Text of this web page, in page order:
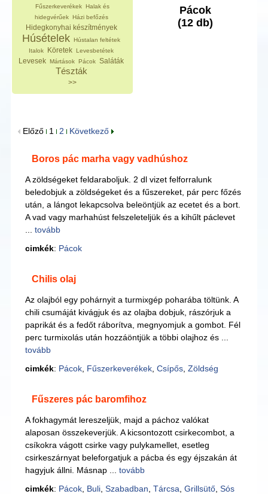
Fűszerkeverékek Halak és
hidegvérűek Házi befőzés
Hidegkonyhai készítmények
Húsételek Hústalan feltétek
Italok
Köretek Levesbetétek
Levesek Mártások Pácok Saláták
Tészták
>>
Pácok
(12 db)
Előző 1 2 Következő
Boros pác marha vagy vadhúshoz
A zöldségeket feldaraboljuk. 2 dl vizet felforralunk
beledobjuk a zöldségeket és a fűszereket, pár perc főzés
után, a lángot lekapcsolva beleöntjük az ecetet és a bort.
A vad vagy marhahúst felszeleteljük és a kihűlt páclevet
tovább
cimkék: Pácok
Chilis olaj
Az olajból egy pohárnyit a turmixgép poharába töltünk. A
chili csumáját kivágjuk és az olajba dobjuk, rászórjuk a
paprikát és a fedőt ráborítva, megnyomjuk a gombot. Fél
perc turmixolás után hozzáöntjük a többi olajhoz és ...
tovább
cimkék: Pácok, Fűszerkeverékek, Csípős, Zöldség
Fűszeres pác baromfihoz
A fokhagymát lereszeljük, majd a páchoz valókat
alaposan összekeverjük. A kicsontozott csirkecombot, a
csíkokra vágott csirke vagy pulykamellet, esetleg
csirkeszárnyat beleforgatjuk a pácba és egy éjszakán át
hagyjuk állni. Másnap ... tovább
cimkék: Pácok, Buli, Szabadban Tárcsa Grillsütő, Sós